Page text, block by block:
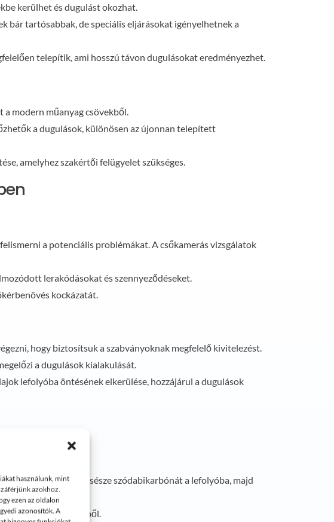
használunk, mint
azokhoz.
ezen az oldalon
azonosítók. A
kerülhet és dugulást okozhat.
bár tartósabbak, de speciális eljárásokat igényelhetnek a
telepítik, ami hosszú távon dugulásokat eredményezhet.
a modern műanyag csövekből.
a dugulások, különösen az újonnan telepített
amelyhez szakértői felügyelet szükséges.
a potenciális problémákat. A csőkamerás vizsgálatok
lerakódásokat és szennyeződéseket.
kockázatát.
hogy biztosítsuk a szabványoknak megfelelő kivitelezést.
a dugulások kialakulását.
lefolyóba öntésének elkerülése, hozzájárul a dugulások
Öntsünk egy csésze szódabikarbónát a lefolyóba, majd
a csővezetékekből.